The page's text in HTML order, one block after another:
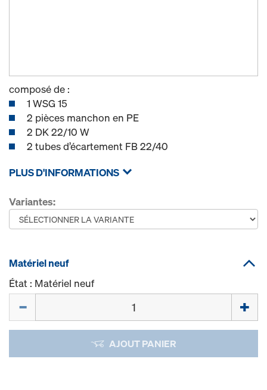
composé de :
1 WSG 15
2 pièces manchon en PE
2 DK 22/10 W
2 tubes d’écartement FB 22/40
PLUS D'INFORMATIONS
Variantes:
Matériel neuf
État : Matériel neuf
AJOUT PANIER